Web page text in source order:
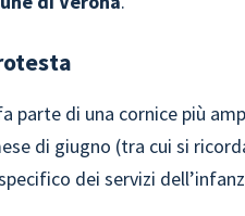
parte di una cornice più
di giugno (tra cui si
dei servizi